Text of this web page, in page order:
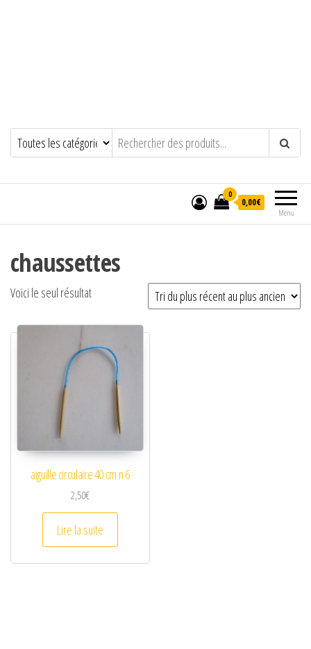
Menu
0
0,00€
chaussettes
Voici le seul résultat
aiguille circulaire 40 cm n 6
2,50€
Lire la suite